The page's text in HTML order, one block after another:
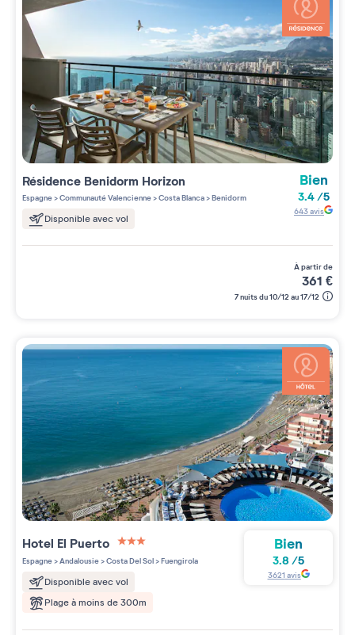
Résidence Benidorm Horizon
Espagne>Communauté Valencienne>Costa Blanca>Benidorm
Disponible avec vol
Bien
3.4/5
643avis
à partir de
361 €
7 nuits du 10/12 au 17/12
Hotel El Puerto
3 étoiles sur 5
Espagne>Andalousie>Costa Del Sol>Fuengirola
Disponible avec vol
Plage à moins de 300m
Bien
3.8 /5
3621 avis